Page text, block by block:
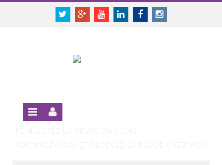
Panneau de gestion des cookies
TwitterGoogle+YoutubeLinkedinFacebookInstagram
SE CONNECTER